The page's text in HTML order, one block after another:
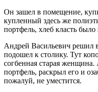
Он зашел в помещение,
купленный здесь же
портфель, хлеб класть
Андрей Васильевич решил
подошел к столику. Тут
согбенная старая
портфель, раскрыл его и
пожалуй, не уместится.